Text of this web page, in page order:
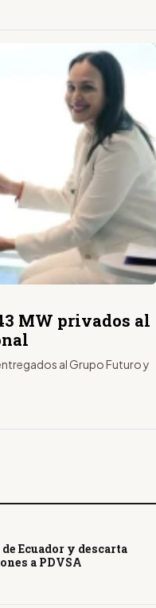
MW privados al
al Grupo Futuro y
Ecuador y descarta
a PDVSA